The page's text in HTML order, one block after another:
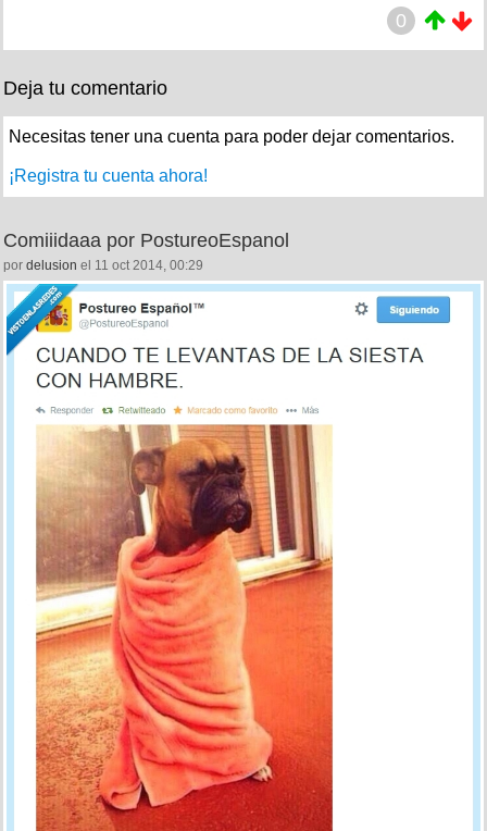
0
Deja tu comentario
Necesitas tener una cuenta para poder dejar comentarios.
¡Registra tu cuenta ahora!
Comiiidaaa por PostureoEspanol
por delusion el 11 oct 2014, 00:29